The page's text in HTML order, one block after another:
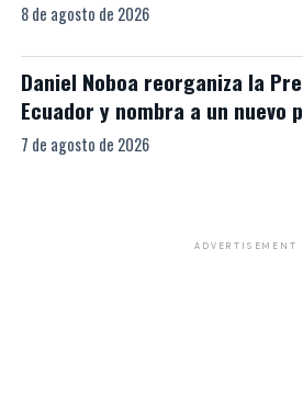
8 de agosto de 2026
Daniel Noboa reorganiza la
Ecuador y nombra a un nuevo
7 de agosto de 2026
ADVERTISEMENT